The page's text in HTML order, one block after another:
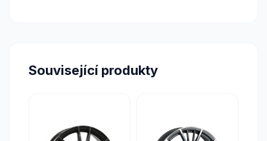
Související produkty